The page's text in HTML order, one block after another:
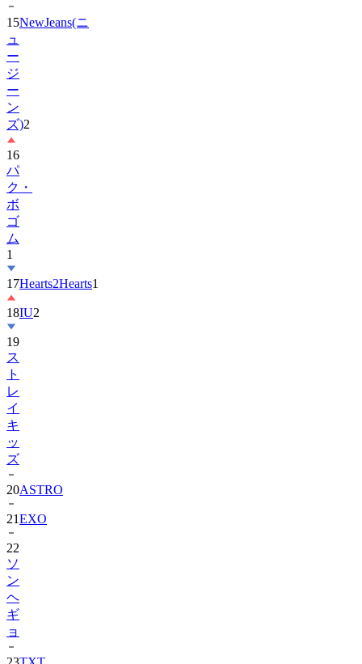
15NewJeans(ニ
ュ
ー
ジ
ー
ン
ズ)2
16
パ
ク・
ボ
ゴ
ム
1
17Hearts2Hearts1
18IU2
19
ス
ト
レ
イ
キ
ッ
ズ
20ASTRO
21EXO
22
ソ
ン
ヘ
ギ
ョ